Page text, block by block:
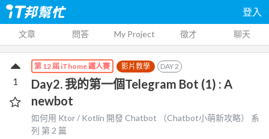
登入
文章 問答 My Project 徵才 聊天
第 12 屆 iThome 鐵人賽 影片教學 DAY2
Day2. 我的第一個Telegram Bot (1) : A
newbot
如何用 Ktor / Kotlin 開發 Chatbot （Chatbot小萌新攻略）
系
列 第2 篇
1